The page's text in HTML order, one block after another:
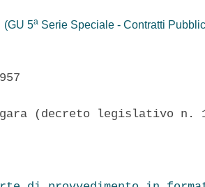
(GU 5a Serie Speciale - Contratti
(decreto legislativo n.